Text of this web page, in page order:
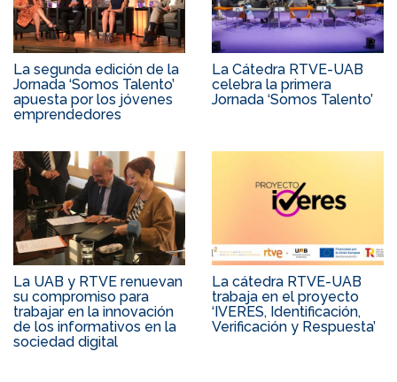
La segunda edición de la
Jornada ‘Somos Talento’
apuesta por los jóvenes
emprendedores
La Cátedra RTVE-UAB
celebra la primera
Jornada ‘Somos Talento’
La UAB y RTVE renuevan
su compromiso para
trabajar en la innovación
de los informativos en la
sociedad digital
La cátedra RTVE-UAB
trabaja en el proyecto
‘IVERES, Identificación,
Verificación y Respuesta’